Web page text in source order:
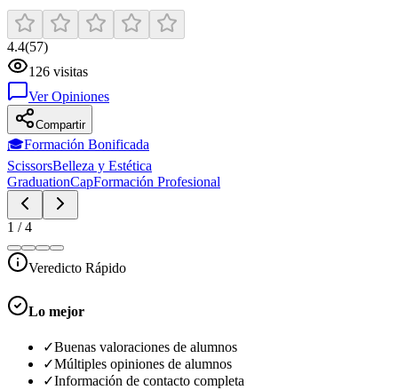
4.4(57)
126 visitas
Ver Opiniones
Compartir
🎓Formación Bonificada
ScissorsBelleza y Estética
GraduationCapFormación Profesional
1 /4
Veredicto Rápido
Lo mejor
✓Buenas valoraciones de alumnos
✓Múltiples opiniones de alumnos
✓Información de contacto completa